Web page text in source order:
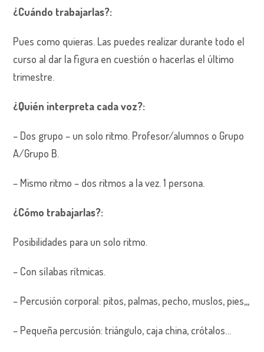
¿Cuándo trabajarlas?:
Pues como quieras. Las puedes realizar durante todo el
curso al dar la figura en cuestión o hacerlas el último
trimestre.
¿Quién interpreta cada voz?:
– Dos grupo – un solo ritmo. Profesor/alumnos o Grupo
A/Grupo B.
– Mismo ritmo – dos ritmos a la vez. 1 persona.
¿Cómo trabajarlas?:
Posibilidades para un solo ritmo.
– Con sílabas rítmicas.
– Percusión corporal: pitos, palmas, pecho, muslos, pies,,,
– Pequeña percusión: triángulo, caja china, crótalos…